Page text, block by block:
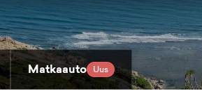
Matkaauto Uus